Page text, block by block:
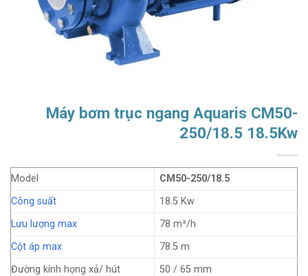
Máy bơm trục ngang Aquaris CM50-
250/18.5 18.5Kw
Model
CM50-250/18.5
Công suất
18.5 Kw
Lưu lượng max
78 m³/h
Cột áp max
78.5 m
Đường kính họng xả/ hút
50 / 65 mm